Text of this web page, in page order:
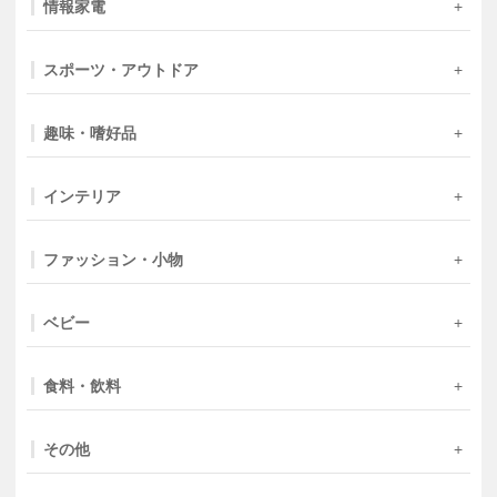
情報家電
スポーツ・アウトドア
趣味・嗜好品
インテリア
ファッション・小物
ベビー
食料・飲料
その他